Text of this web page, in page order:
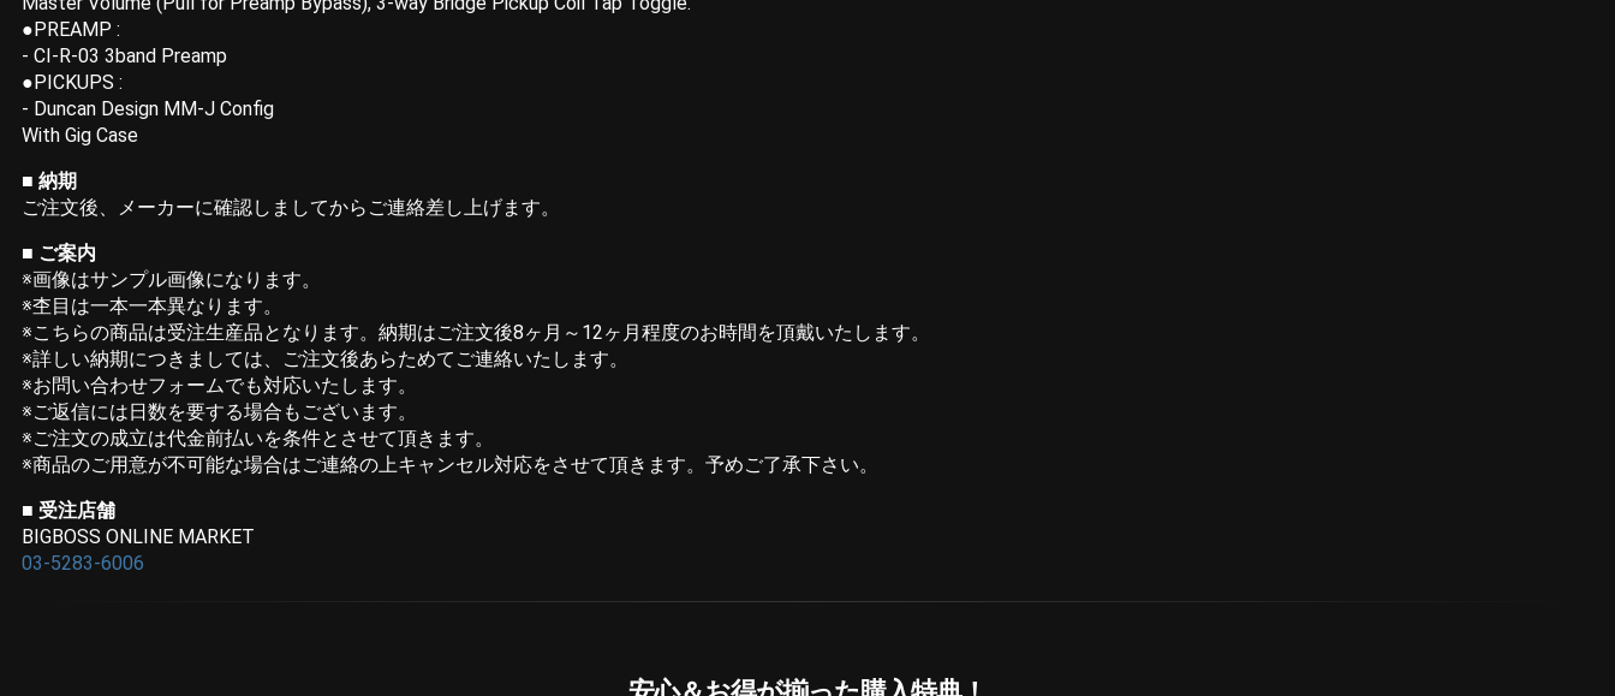
●PREAMP :
- CI-R-03 3band Preamp
●PICKUPS :
- Duncan Design MM-J Config
With Gig Case
■ 納期
ご注文後、メーカーに確認しましてからご連絡差し上げます。
■ ご案内
※画像はサンプル画像になります。
※杢目は一本一本異なります。
※こちらの商品は受注生産品となります。納期はご注文後8ヶ月～12ヶ月程度のお時間を頂戴いたします。
※詳しい納期につきましては、ご注文後あらためてご連絡いたします。
※お問い合わせフォームでも対応いたします。
※ご返信には日数を要する場合もございます。
※ご注文の成立は代金前払いを条件とさせて頂きます。
※商品のご用意が不可能な場合はご連絡の上キャンセル対応をさせて頂きます。予めご了承下さい。
■ 受注店舗
BIGBOSS ONLINE MARKET
03-5283-6006